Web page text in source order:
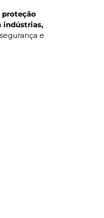
proteção
indústrias,
e
ISO 374-